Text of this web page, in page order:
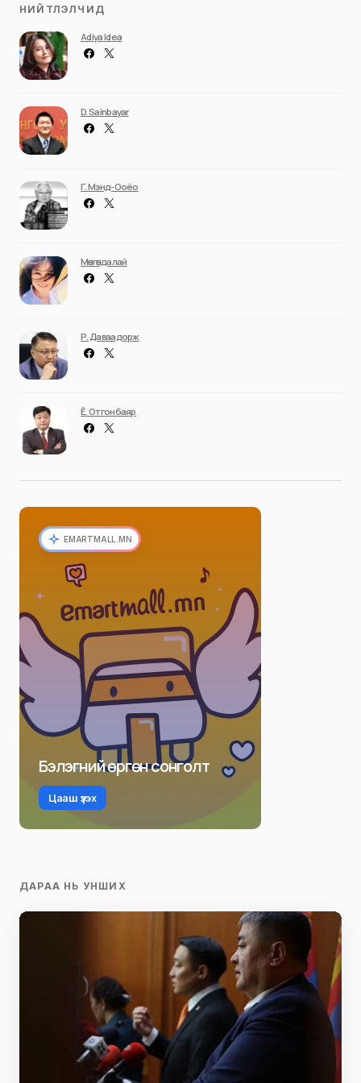
НИЙТЛЭЛЧИД
Adiya Idea
D. Sainbayar
Г. Мэнд-Ооёо
Мөнгөндалай
Р. Даваадорж
Ё. Отгонбаяр
EMARTMALL.MN
Бэлэгний өргөн сонголт
Цааш үзэх
ДАРАА НЬ УНШИХ